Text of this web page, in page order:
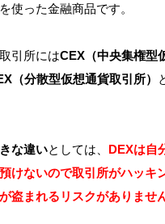
使った金融商品です。
引所にはCEX（中央集権型
（分散型仮想通貨取引所）
な違いとしては、 DEXは自
けないので取引所がハッキ
盗まれるリスクがありませ